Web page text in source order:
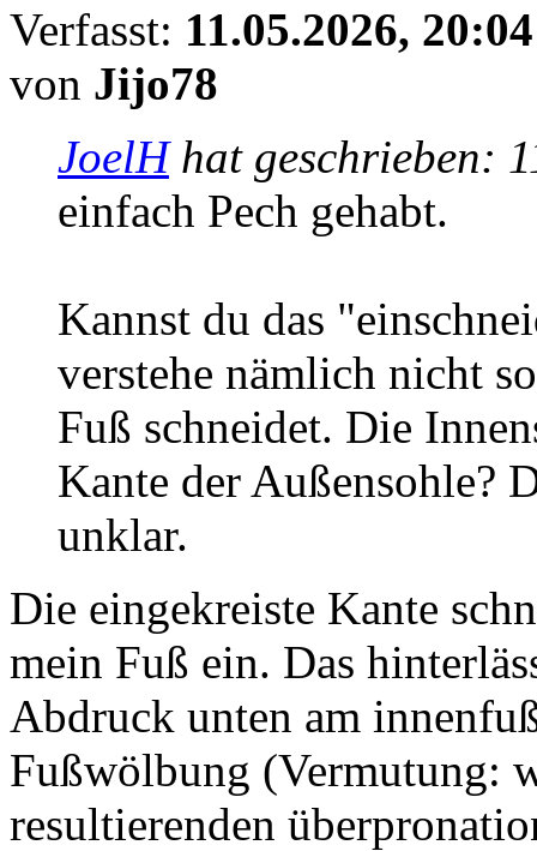
Verfasst: 11.05.2026, 20:04
von Jijo78
JoelHhat geschrieben:
einfach Pech gehabt.
Kannst du das
verstehe nämlich nicht
Fuß schneidet. Die
Kante der Außensohle?
unklar.
Die eingekreiste Kante
mein Fuß ein. Das
Abdruck unten am
Fußwölbung (Vermutung:
resultierenden